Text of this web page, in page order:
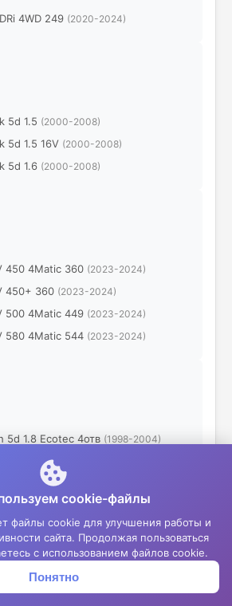
Войти
4WD 249 (2020-2024)
5d 1.5 (2000-2008)
5d 1.5 16V (2000-2008)
5d 1.6 (2000-2008)
450 4Matic 360 (2023-2024)
450+ 360 (2023-2024)
500 4Matic 449 (2023-2024)
580 4Matic 544 (2023-2024)
5d 1.8 Ecotec 4отв (1998-2004)
5d 1.8 Ecotec 5отв
5d 2.0 5отв
Prado
cookie-файлы
файлы cookie для улучшения работы и
сайта. Продолжая пользоваться
с использованием файлов cookie.
Понятно